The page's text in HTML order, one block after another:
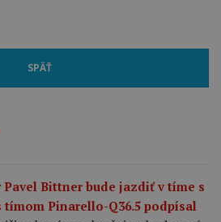
SPÄŤ
Pavel Bittner bude jazdiť v tíme s
Pinarello-Q36.5 podpísal